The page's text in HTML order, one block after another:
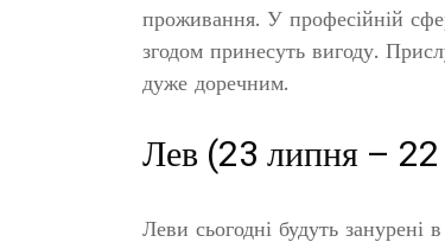
проживання. У професійній
згодом принесуть вигоду.
дуже доречним.
Лев (23 липня – 22
Леви сьогодні будуть занурені